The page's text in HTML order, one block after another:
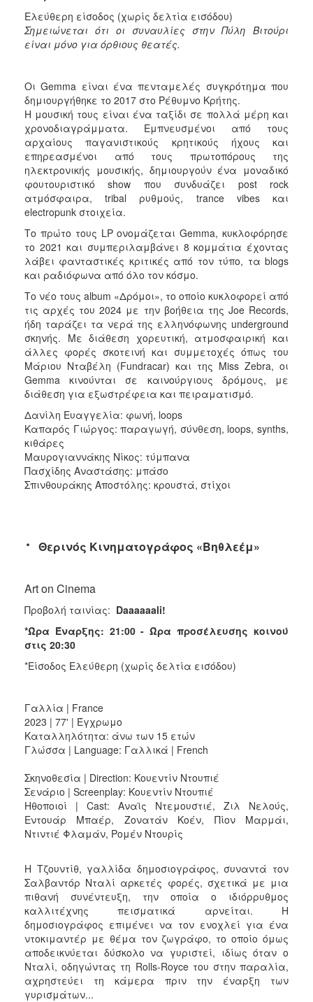
Ελεύθερη είσοδος (χωρίς δελτία εισόδου)
Σημειώνεται ότι οι συναυλίες στην Πύλη Βιτούρι
είναι μόνο για όρθιους θεατές.
Οι Gemma είναι ένα πενταμελές συγκρότημα που
δημιουργήθηκε το 2017 στο Ρέθυμνο Κρήτης.
Η μουσική τους είναι ένα ταξίδι σε πολλά μέρη και
χρονοδιαγράμματα. Εμπνευσμένοι από τους
αρχαίους παγανιστικούς κρητικούς ήχους και
επηρεασμένοι από τους πρωτοπόρους της
ηλεκτρονικής μουσικής, δημιουργούν ένα μοναδικό
φουτουριστικό show που συνδυάζει post rock
ατμόσφαιρα, tribal ρυθμούς, trance vibes και
electropunk στοιχεία.
Το πρώτο τους LP ονομάζεται Gemma, κυκλοφόρησε
το 2021 και συμπεριλαμβάνει 8 κομμάτια έχοντας
λάβει φανταστικές κριτικές από τον τύπο, τα blogs
και ραδιόφωνα από όλο τον κόσμο.
Το νέο τους album «Δρόμοι», το οποίο κυκλοφορεί από
τις αρχές του 2024 με την βοήθεια της Joe Records,
ήδη ταράζει τα νερά της ελληνόφωνης underground
σκηνής. Με διάθεση χορευτική, ατμοσφαιρική και
άλλες φορές σκοτεινή και συμμετοχές όπως του
Μάριου Νταβέλη (Fundracar) και της Miss Zebra, οι
Gemma κινούνται σε καινούργιους δρόμους, με
διάθεση για εξωστρέφεια και πειραματισμό.
Δανίλη Ευαγγελία: φωνή, loops
Καπαρός Γιώργος: παραγωγή, σύνθεση, loops, synths,
κιθάρες
Μαυρογιαννάκης Νίκος: τύμπανα
Πασχίδης Αναστάσης: μπάσο
Σπινθουράκης Αποστόλης: κρουστά, στίχοι
· Θερινός Κινηματογράφος «Βηθλεέμ»
Art on Cinema
Προβολή ταινίας: Daaaaaali!
*Ώρα Έναρξης: 21:00 - Ώρα προσέλευσης κοινού
στις 20:30
*Είσοδος Ελεύθερη (χωρίς δελτία εισόδου)
Γαλλία | France
2023 | 77' | Έγχρωμο
Καταλληλότητα: άνω των 15 ετών
Γλώσσα | Language: Γαλλικά | French
Σκηνοθεσία | Direction: Κουεντίν Ντουπιέ
Σενάριο | Screenplay: Κουεντίν Ντουπιέ
Ηθοποιοί | Cast: Αναϊς Ντεμουστιέ, Ζιλ Νελούς,
Εντουάρ Μπαέρ, Ζονατάν Κοέν, Πίον Μαρμάι,
Ντιντιέ Φλαμάν, Ρομέν Ντουρίς
Η Τζουντίθ, γαλλίδα δημοσιογράφος, συναντά τον
Σαλβαντόρ Νταλί αρκετές φορές, σχετικά με μια
πιθανή συνέντευξη, την οποία ο ιδιόρρυθμος
καλλιτέχνης πεισματικά αρνείται. Η
δημοσιογράφος επιμένει να τον ενοχλεί για ένα
ντοκιμαντέρ με θέμα τον ζωγράφο, το οποίο όμως
αποδεικνύεται δύσκολο να γυριστεί, ιδίως όταν ο
Νταλί, οδηγώντας τη Rolls-Royce του στην παραλία,
αχρηστεύει τη κάμερα πριν την έναρξη των
γυρισμάτων...